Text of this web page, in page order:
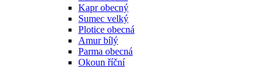
Kapr obecný
Sumec velký
Plotice obecná
Amur bílý
Parma obecná
Okoun říční